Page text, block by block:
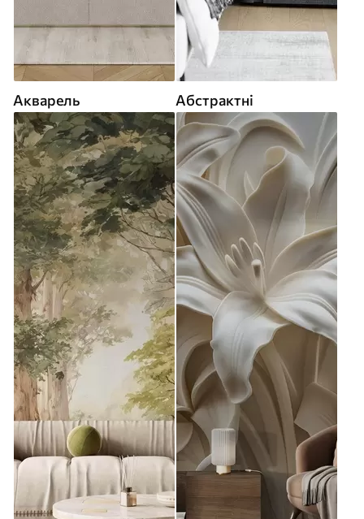
Акварель Абстрактні